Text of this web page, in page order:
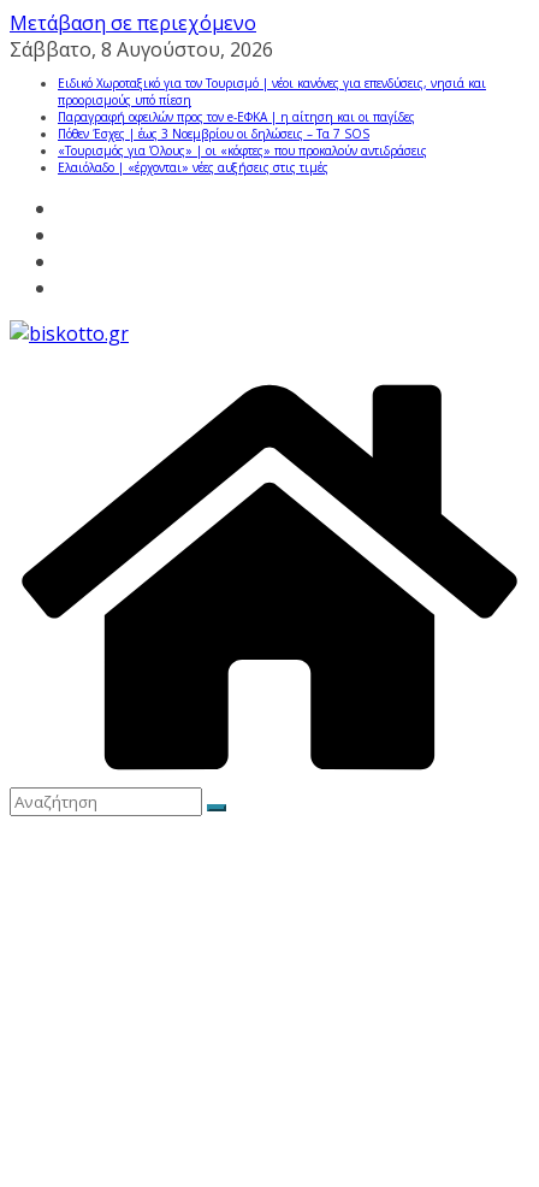
Μετάβαση σε περιεχόμενο
Σάββατο, 8 Αυγούστου, 2026
Ειδικό Χωροταξικό για τον Τουρισμό | νέοι κανόνες για επενδύσεις, νησιά και
προορισμούς υπό πίεση
Παραγραφή οφειλών προς τον e-ΕΦΚΑ | η αίτηση και οι παγίδες
Πόθεν Έσχες | έως 3 Νοεμβρίου οι δηλώσεις – Τα 7 SOS
«Τουρισμός για Όλους» | οι «κόφτες» που προκαλούν αντιδράσεις
Ελαιόλαδο | «έρχονται» νέες αυξήσεις στις τιμές